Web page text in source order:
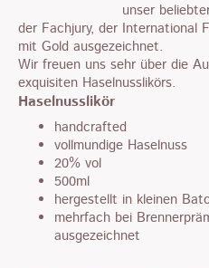
unser
der Fachjury, der International
mit Gold ausgezeichnet.
Wir freuen uns sehr über die
exquisiten Haselnusslikörs.
Haselnusslikör
handcrafted
vollmundige Haselnuss
20% vol
500ml
hergestellt in kleinen
mehrfach bei
ausgezeichnet